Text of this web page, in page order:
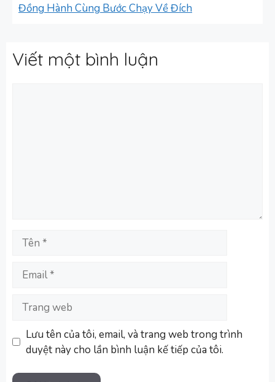
Đồng Hành Cùng Bước Chạy Về Đích
Viết một bình luận
Tên
Email
Trang
Lưu tên của tôi, email, và trang web trong trình
duyệt này cho lần bình luận kế tiếp của tôi.